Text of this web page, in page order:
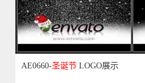
AE0660-圣诞节 LOGO展示